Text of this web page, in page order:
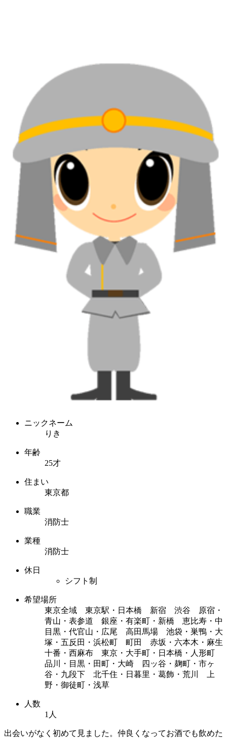
ニックネーム
りき
年齢
25才
住まい
東京都
職業
消防士
業種
消防士
休日
シフト制
希望場所
東京全域 東京駅・日本橋 新宿 渋谷 原宿・
青山・表参道 銀座・有楽町・新橋 恵比寿・中
目黒・代官山・広尾 高田馬場 池袋・巣鴨・大
塚・五反田・浜松町 町田 赤坂・六本木・麻生
十番・西麻布 東京・大手町・日本橋・人形町
品川・目黒・田町・大崎 四ッ谷・麹町・市ヶ
谷・九段下 北千住・日暮里・葛飾・荒川 上
野・御徒町・浅草
人数
1人
出会いがなく初めて見ました。仲良くなってお酒でも飲めた